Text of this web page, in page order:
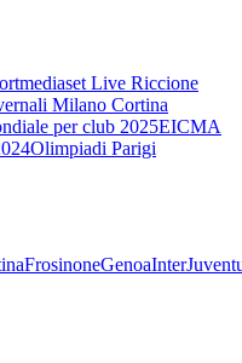
Live Riccione
Milano Cortina
per club 2025EICMA
Olimpiadi Parigi
FrosinoneGenoaInter